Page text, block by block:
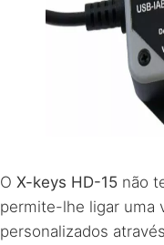
O X-keys HD-15 não
permite-lhe ligar uma
personalizados